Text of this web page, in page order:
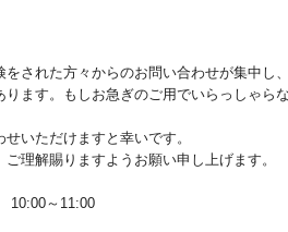
された方々からのお問い合わせが集中し
ります。もしお急ぎのご用でいらっしゃら
いただけますと幸いです。
理解賜りますようお願い申し上げます。
10:00～11:00